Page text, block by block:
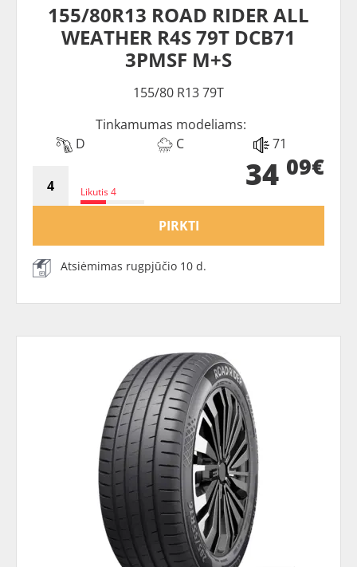
155/80R13 ROAD RIDER ALL
WEATHER R4S 79T DCB71
3PMSF M+S
155/80 R13 79T
Tinkamumas modeliams:
D
C 71
Likutis 4 34 09€
PIRKTI
Atsiėmimas rugpjūčio 10 d.